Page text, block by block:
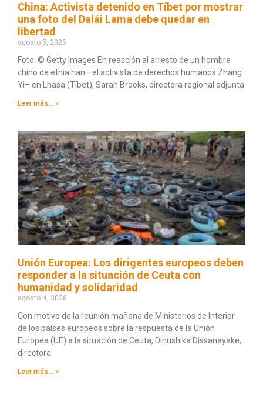
China: Activista detenido en Tíbet por mostrar
una foto del Dalái Lama debe quedar en
libertad
agosto 5, 2026
Foto: © Getty Images En reacción al arresto de un hombre
chino de etnia han –el activista de derechos humanos Zhang
Yi– en Lhasa (Tíbet), Sarah Brooks, directora regional adjunta
Leer más... »
Unión Europea: Los dirigentes europeos deben
responder a la situación de Ceuta con
humanidad y solidaridad
agosto 4, 2026
Con motivo de la reunión mañana de Ministerios de Interior
de los países europeos sobre la respuesta de la Unión
Europea (UE) a la situación de Ceuta, Dinushika Dissanayake,
directora
Leer más... »